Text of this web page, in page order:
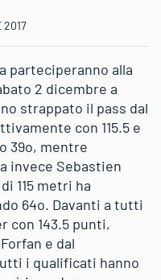
2017
parteciperanno alla
2 dicembre a
strappato il pass dal
con 115.5 e
39o, mentre
invece Sebastien
115 metri ha
64o. Davanti a tutti
con 143.5 punti,
e dal
i qualificati hanno